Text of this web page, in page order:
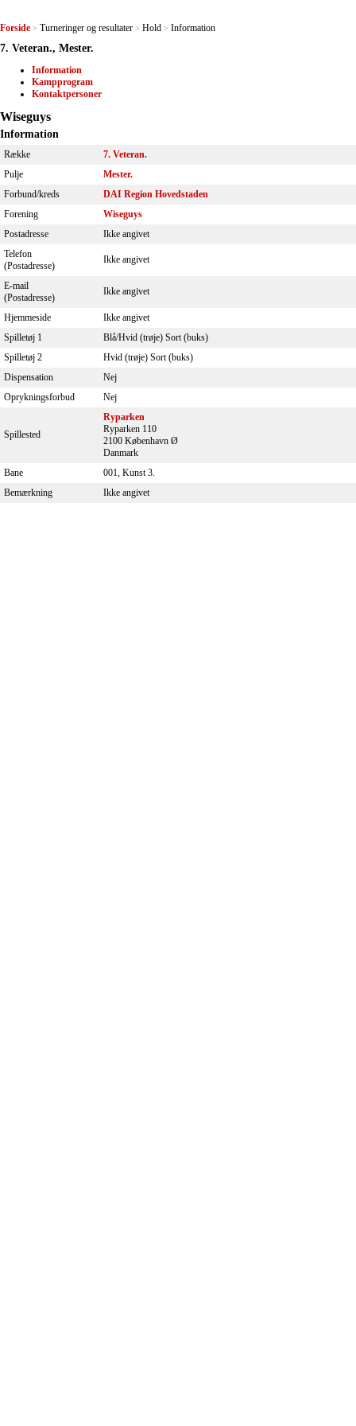
Forside > Turneringer og resultater > Hold > Information
7. Veteran., Mester.
Information
Kampprogram
Kontaktpersoner
Wiseguys
Information
Række
7. Veteran.
Pulje
Mester.
Forbund/kreds
DAI Region Hovedstaden
Forening
Wiseguys
Postadresse
Ikke angivet
Telefon
(Postadresse)
Ikke angivet
E-mail
(Postadresse)
Ikke angivet
Hjemmeside
Ikke angivet
Spilletøj 1
Blå/Hvid (trøje) Sort (buks)
Spilletøj 2
Hvid (trøje) Sort (buks)
Dispensation
Nej
Oprykningsforbud
Nej
Spillested
Ryparken
Ryparken 110
2100 København Ø
Danmark
Bane
001, Kunst 3.
Bemærkning
Ikke angivet